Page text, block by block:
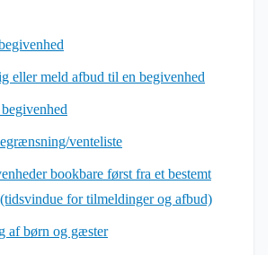
eller meld afbud til en begivenhed
venteliste
bookbare først fra et bestemt
for tilmeldinger og afbud)
af børn og gæster